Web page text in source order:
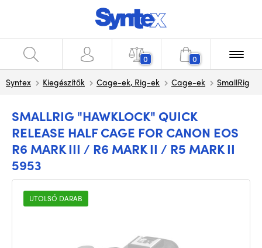
0 0
Syntex Kiegészítők Cage-ek, Rig-ek Cage-ek SmallRig
SMALLRIG "HAWKLOCK" QUICK
RELEASE HALF CAGE FOR CANON EOS
R6 MARK III / R6 MARK II / R5 MARK II
5953
UTOLSÓ DARAB